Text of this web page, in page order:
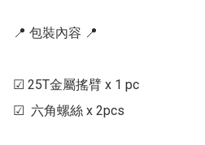
📍 包裝內容 📍
☑ 25T金屬搖臂 x 1 pc